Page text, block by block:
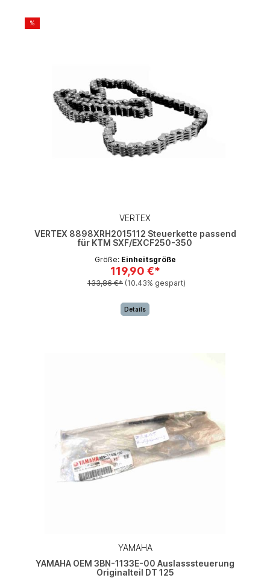
%
VERTEX
VERTEX 8898XRH2015112 Steuerkette passend
für KTM SXF/EXCF250-350
Größe: Einheitsgröße
119,90 €*
133,86 €* (10.43% gespart)
Details
YAMAHA
YAMAHA OEM 3BN-1133E-00 Auslasssteuerung
Originalteil DT 125